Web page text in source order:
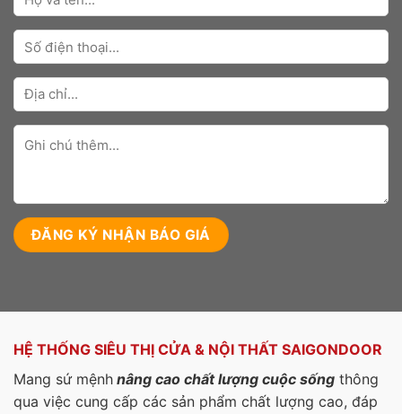
HỆ THỐNG SIÊU THỊ CỬA & NỘI THẤT SAIGONDOOR
Mang sứ mệnh nâng cao chất lượng cuộc sống thông
qua việc cung cấp các sản phẩm chất lượng cao, đáp